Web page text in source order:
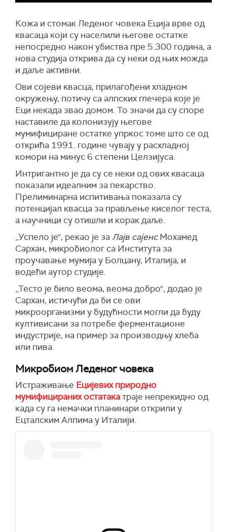
Кожа и стомак Леденог човека Еција врве од
квасаца који су населили његове остатке
непосредно након убиства пре 5.300 година, а
нова студија открива да су неки од њих можда
и даље активни.
Ови сојеви квасца, прилагођени хладном
окружењу, потичу са алпских глечера које је
Еци некада звао домом. То значи да су споре
наставиле да колонизују његове
мумифициране остатке упркос томе што се од
открића 1991. године чувају у расхладној
комори на минус 6 степени Целзијуса.
Интригантно је да су се неки од ових квасаца
показали идеалним за пекарство.
Прелиминарна испитивања показала су
потенцијал квасца за прављење киселог теста,
а научници су отишли и корак даље.
„Успело је", рекао је заЛајв сајенсМохамед
Сархан, микробиолог са Института за
проучавање мумија у Болцану, Италија, и
водећи аутор студије.
„Тесто је било веома, веома добро", додао је
Сархан, истичући да би се ови
микроорганизми у будућности могли да буду
култивисани за потребе ферментационе
индустрије, на пример за производњу хлеба
или пива.
Микробиом Леденог човека
Истраживање Ецијевих природно
мумифицираних остатакатраје непрекидно од
када су га немачки планинари открили у
Ецталским Алпима у Италији.